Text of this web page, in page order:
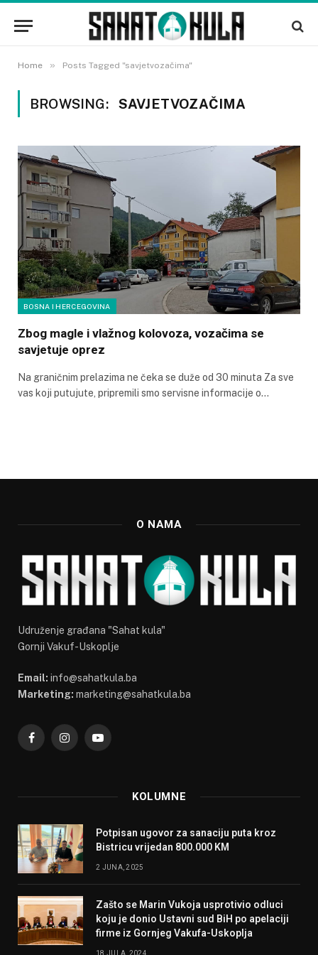
Home » Posts Tagged "savjetvozačima"
BROWSING: SAVJETVOZAČIMA
BOSNA I HERCEGOVINA
Zbog magle i vlažnog kolovoza, vozačima se
savjetuje oprez
Na graničnim prelazima ne čeka se duže od 30 minuta Za sve
vas koji putujute, pripremili smo servisne informacije o…
O NAMA
Udruženje građana "Sahat kula"
Gornji Vakuf-Uskoplje
Email: info@sahatkula.ba
Marketing: marketing@sahatkula.ba
FacebookInstagramYouTube
KOLUMNE
Potpisan ugovor za sanaciju puta kroz
Bistricu vrijedan 800.000 KM
2 JUNA, 2025
Zašto se Marin Vukoja usprotivio odluci
koju je donio Ustavni sud BiH po apelaciji
firme iz Gornjeg Vakufa-Uskoplja